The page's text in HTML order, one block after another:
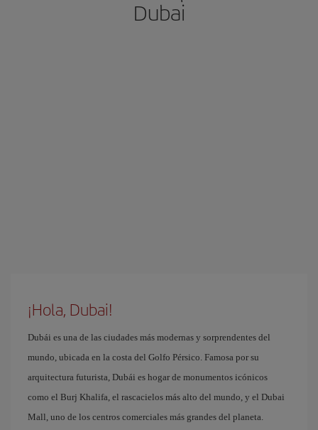
Dubai
¡Hola, Dubai!
Dubái es una de las ciudades más modernas y sorprendentes del
mundo, ubicada en la costa del Golfo Pérsico. Famosa por su
arquitectura futurista, Dubái es hogar de monumentos icónicos
como el Burj Khalifa, el rascacielos más alto del mundo, y el Dubai
Mall, uno de los centros comerciales más grandes del planeta.